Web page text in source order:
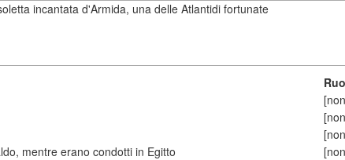
incantata d'Armida, una delle Atlantidi fortunate
mentre erano condotti in Egitto